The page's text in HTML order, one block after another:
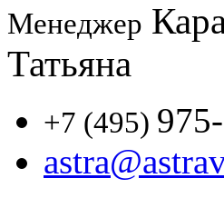
Менеджер
Татьяна
+7 (495)